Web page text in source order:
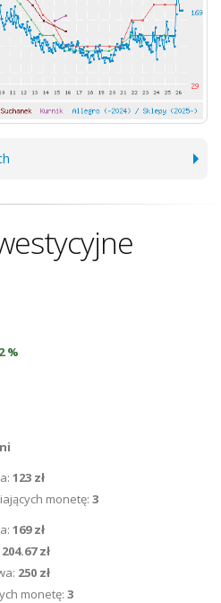
%
123 zł
monetę: 3
169 zł
204.67 zł
250 zł
monetę: 3